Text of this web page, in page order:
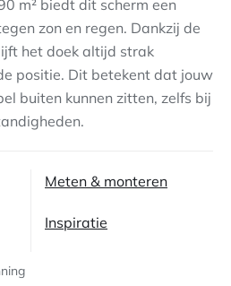
Contact
m² biedt dit scherm een
zon en regen. Dankzij de
het doek altijd strak
positie. Dit betekent dat jouw
buiten kunnen zitten, zelfs bij
Meten & monteren
Inspiratie